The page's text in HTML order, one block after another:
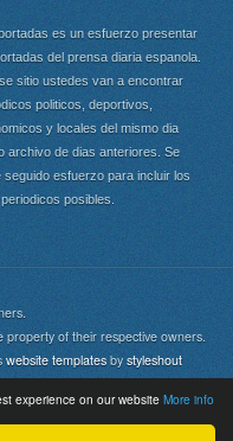
experience on our website More info
es un esfuerzo presentar
del prensa diaria espanola.
sitio ustedes van a encontrar
politicos, deportivos,
y locales del mismo dia
archivo de dias anteriores. Se
seguido esfuerzo para incluir los
posibles.
of their respective owners.
website templates by styleshout